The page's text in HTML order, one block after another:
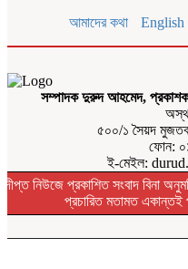
আমাদের কথা English
সম্পাদক দুরুদ আহমেদ,
৫০০/১ সৈয়দ
ফোন:
ই-মেইল:
দীপ্ত নিউজে প্রকাশিত সংবাদ বিনা
প্রচারিত মতামত একান্তই